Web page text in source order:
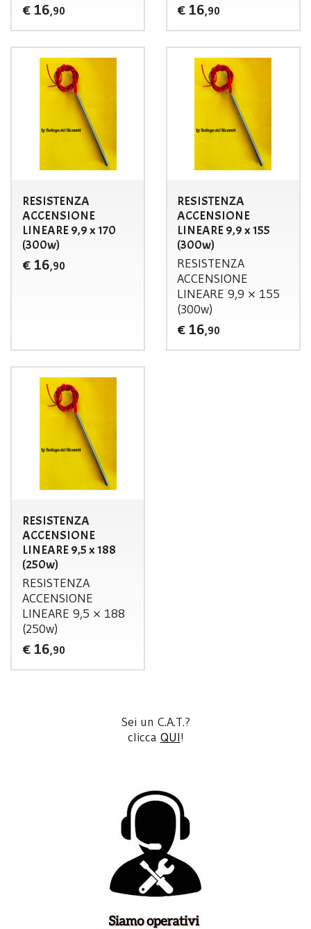
€ 16,90 € 16,90
RESISTENZA
ACCENSIONE
LINEARE 9,9 x 170
(300w)
€ 16,90
RESISTENZA
ACCENSIONE
LINEARE 9,9 x 155
(300w)
RESISTENZA
ACCENSIONE
LINEARE 9,9 × 155
(300w)
€ 16,90
RESISTENZA
ACCENSIONE
LINEARE 9,5 x 188
(250w)
RESISTENZA
ACCENSIONE
LINEARE 9,5 × 188
(250w)
€ 16,90
Sei un C.A.T.?
clicca QUI!